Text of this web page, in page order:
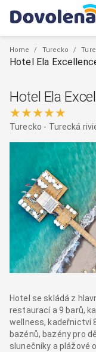
Home / Turecko /
Hotel Ela
Hotel Ela
★★★★★
Turecko - Turecká
Hotel se skládá z
restaurací a 9 barů,
wellness, kadeřnictví
bazénů, bazény pro
slunečníky a plážové